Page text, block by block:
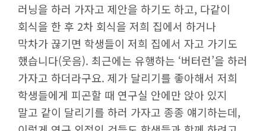
러닝을 하러 가자고 제안을 하기도 하고, 다같이
회식을 한 후 2차 회식을 저희 집에서 하거나
막차가 끊기면 학생들이 저희 집에서 자고 가기도
했습니다(웃음). 최근에는 유행하는 ‘버터런’을 하러
가자고 하더라구요. 제가 달리기를 좋아해서 저희
학생들에게 피곤할 때 연구실 안에만 앉아 있지
말고 같이 달리기를 하러 가자고 종종 얘기하는데,